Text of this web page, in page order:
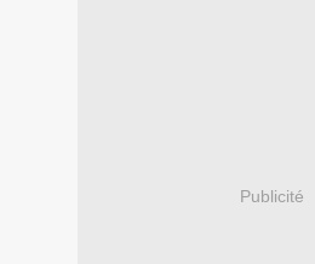
Publicité